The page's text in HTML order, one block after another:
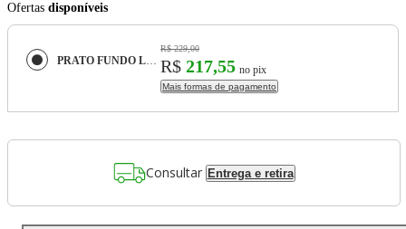
Ofertas disponíveis
PRATO FUNDO LE CREUSET KOBE 17CM EM CERÂMICA BRANCO 60227170100014
R$ 229,00
R$ 217,55 no pix
Mais formas de pagamento
Consultar Entrega e retira